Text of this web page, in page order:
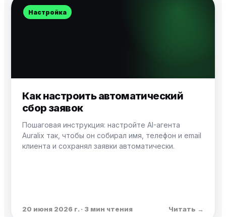
Настройка
Как настроить автоматический
сбор заявок
Пошаговая инструкция: настройте AI-агента
Auralix так, чтобы он собирал имя, телефон и email
клиента и сохранял заявки автоматически.
20 июня 2026 г. · 3 мин чтения Читать →